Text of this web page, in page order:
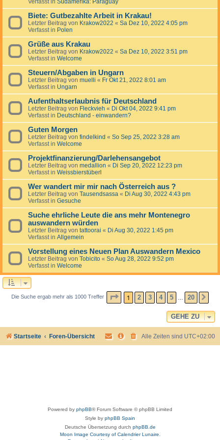
Verfasst in Südamerika: Paraguay
Biete: Gutbezahlte Arbeit in Krakau!
Letzter Beitrag von Krakow2022 « Sa Dez 10, 2022 4:05 pm
Verfasst in Polen
Grüße aus Krakau
Letzter Beitrag von Krakow2022 « Sa Dez 10, 2022 3:51 pm
Verfasst in Welcome
Steuern/Abgaben in Ungarn
Letzter Beitrag von muelli « Fr Okt 21, 2022 8:01 am
Verfasst in Ungarn
Aufenthaltserlaubnis für Deutschland
Letzter Beitrag von Fleckvieh « Di Okt 04, 2022 9:41 pm
Verfasst in Deutschland - einwandern?
Guten Morgen
Letzter Beitrag von findelkind « So Sep 25, 2022 3:28 am
Verfasst in Welcome
Projektfinanzierung/Darlehensangebot
Letzter Beitrag von medallion « Di Sep 20, 2022 12:23 pm
Verfasst in Weissbierstüberl
Wer wandert mir mir nach Österreich aus ?
Letzter Beitrag von Tausendsassa « Di Aug 30, 2022 4:43 pm
Verfasst in Gesuche
Suche ehrliche Leute die ans mehr Montenegro
auswandern würden
Letzter Beitrag von tattoorai « Di Aug 30, 2022 1:45 pm
Verfasst in Allgemein
Vorstellung eines Neuen Plan Auswandern Mexico
Letzter Beitrag von Tobicito « So Aug 28, 2022 9:52 pm
Verfasst in Welcome
Die Suche ergab mehr als 1000 Treffer SEITE1 VON20
1 2 3 4 5 20
GEHE ZU
Startseite Foren-Übersicht Alle Zeiten sind UTC+02:00
Powered by phpBB® Forum Software © phpBB Limited
Style by phpBB Spain
Deutsche Übersetzung durch phpBB.de
Moon Image Courtesy of Calendrier Lunaire.